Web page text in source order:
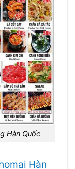
Hàn Quốc
Hàn